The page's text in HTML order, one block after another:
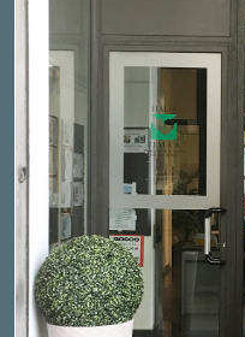
I dati potranno
Agenzie di
degli avvocati o a
dagli stessi o da
ultimi per
Il Titolare del
Ai sensi dell'art.7
diritto di conoscere,
dati presso la
per il tramite di un
trattamento; ha
integrare, rettificare
di opporsi al loro
cancellazione e il
violazione di legge.
interesse.
riguardi del
vendita diretta o
l'opposizione